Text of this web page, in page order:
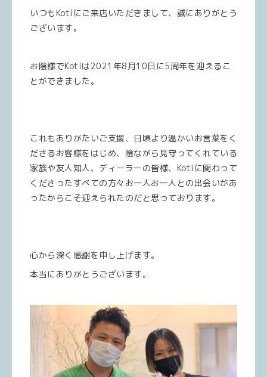
いつもKotiにご来店いただきまして、誠にありがとう
ございます。
お陰様でKotiは2021年8月10日に5周年を迎えるこ
とができました。
これもありがたいご支援、日頃より温かいお言葉をく
ださるお客様をはじめ、陰ながら見守ってくれている
家族や友人知人、ディーラーの皆様、Kotiに関わって
くださったすべての方々お一人お一人との出会いがあ
ったからこそ迎えられたのだと思っております。
心から深く感謝を申し上げます。
本当にありがとうございます。